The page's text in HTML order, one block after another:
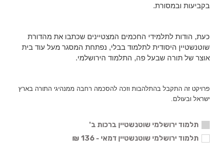
בקביעות ובמסורת.
כעת, הודות לתלמידי החכמים המצטיינים שכתבו את מהדורת
שוטנשטיין היסודית לתלמוד בבלי, נפתחת המסגר מעל עוד בית
אוצר של תורה שבעל פה, התלמוד הירושלמי.
פרויקט זה התקבל בהתלהבות וזכה להסכמה רחבה ממנהיגי התורה בארץ
ישראל ובעולם.
תלמוד ירושלמי שוטנשטיין ברכות ב'
תלמוד ירושלמי שוטנשטיין דמאי - 136 ₪